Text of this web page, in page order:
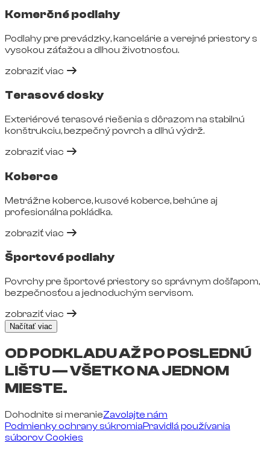
Komerčné podlahy
Podlahy pre prevádzky, kancelárie a verejné priestory s
vysokou záťažou a dlhou životnosťou.
zobraziť viac
Terasové dosky
Exteriérové terasové riešenia s dôrazom na stabilnú
konštrukciu, bezpečný povrch a dlhú výdrž.
zobraziť viac
Koberce
Metrážne koberce, kusové koberce, behúne aj
profesionálna pokládka.
zobraziť viac
Športové podlahy
Povrchy pre športové priestory so správnym došľapom,
bezpečnosťou a jednoduchým servisom.
zobraziť viac
Načítať viac
OD PODKLADU AŽ PO POSLEDNÚ
LIŠTU — VŠETKO NA JEDNOM
MIESTE.
Dohodnite si meranieZavolajte nám
Podmienky ochrany súkromiaPravidlá používania
súborov Cookies